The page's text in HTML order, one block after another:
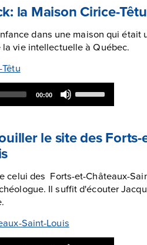
increase
decrease
volume.
la Maison Cirice-Têtu
dans une maison qui était
vie intellectuelle à Québec.
00:00
Up/Down
Arrow
increase
volume.
le site des Forts-
celui des Forts-et-Châteaux-
Il suffit d'écouter
Saint-Louis